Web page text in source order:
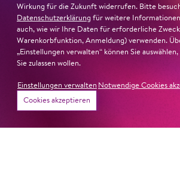
wie die verzweifelte Einsamkeit ihrer
Begründung
Wirkung für die Zukunft widerrufen. Bitte
Datenschutzerklärung für weitere
auch, wie wir Ihre Daten für erforderliche
Warenkorbfunktion, Anmeldung) verwenden.
„Einstellungen verwalten“ können Sie
Sie zulassen wollen.
Einstellungen verwalten Notwendige Cookies
Cookies akzeptieren